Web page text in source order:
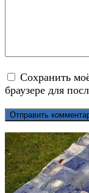
Сохранить
браузере для